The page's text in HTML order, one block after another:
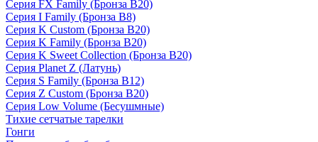
Серия FX Family (Бронза B20)
Серия I Family (Бронза B8)
Серия K Custom (Бронза B20)
Серия K Family (Бронза B20)
Серия K Sweet Collection (Бронза B20)
Серия Planet Z (Латунь)
Серия S Family (Бронза B12)
Серия Z Custom (Бронза B20)
Серия Low Volume (Бесушмные)
Тихие сетчатые тарелки
Гонги